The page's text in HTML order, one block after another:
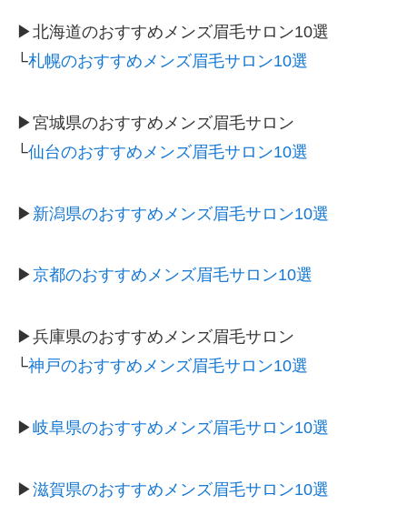
▶北海道のおすすめメンズ眉毛サロン10選
└札幌のおすすめメンズ眉毛サロン10選
▶宮城県のおすすめメンズ眉毛サロン
└仙台のおすすめメンズ眉毛サロン10選
▶ 新潟県のおすすめメンズ眉毛サロン10選
▶京都のおすすめメンズ眉毛サロン10選
▶兵庫県のおすすめメンズ眉毛サロン
└神戸のおすすめメンズ眉毛サロン10選
▶岐阜県のおすすめメンズ眉毛サロン10選
▶滋賀県のおすすめメンズ眉毛サロン10選